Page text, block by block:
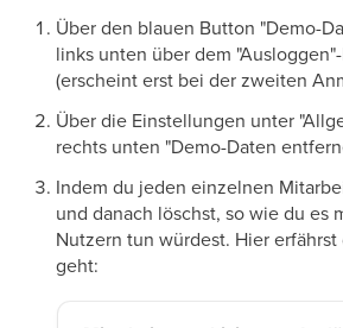
Über den blauen Button "Demo-
links unten über dem
(erscheint erst bei der zweiten
Über die Einstellungen unter
rechts unten "Demo-Daten
Indem du jeden einzelnen
und danach löschst, so wie du es
Nutzern tun würdest. Hier erfährst
geht: